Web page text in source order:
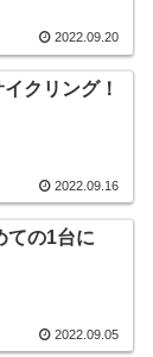
2022.09.20
クリング！
2022.09.16
ての1台に
2022.09.05